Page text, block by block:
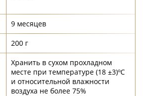
9 месяцев
200 г
Хранить в сухом прохладном
месте при температуре (18 ±3)ºС
и относительной влажности
воздуха не более 75%